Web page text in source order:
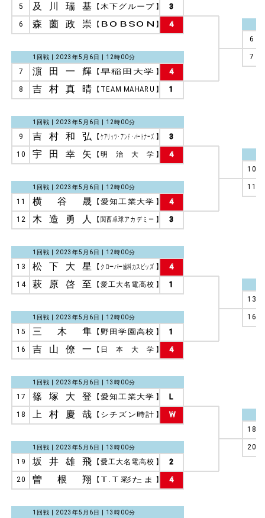
6
7
10
11
13
16
18
20
3
5 及川瑞基 【 木下グループ 】
4
6 森薗政崇 【 BOBSON 】
1回戦 | 2023年5月6日 | 12時00分
4
7 濵田一輝 【 早稲田大学 】
1
8 吉村真晴 【 TEAM MAHARU 】
1回戦 | 2023年5月6日 | 12時00分
3
9 吉村和弘 【 ケアリッツ・アンド・パートナーズ 】
4
10 宇田幸矢 【 明治大学 】
1回戦 | 2023年5月6日 | 12時00分
4
11 横谷晟 【 愛知工業大学 】
3
12 木造勇人 【 関西卓球アカデミー 】
1回戦 | 2023年5月6日 | 12時00分
4
13 松下大星 【 クローバー歯科カスピッズ 】
1
14 萩原啓至 【 愛工大名電高校 】
1回戦 | 2023年5月6日 | 12時00分
1
15 三木隼 【 野田学園高校 】
4
16 吉山僚一 【 日本大学 】
1回戦 | 2023年5月6日 | 13時00分
L
17 篠塚大登 【 愛知工業大学 】
W
18 上村慶哉 【 シチズン時計 】
1回戦 | 2023年5月6日 | 13時00分
2
19 坂井雄飛 【 愛工大名電高校 】
4
20 曽根翔 【 T.T彩たま 】
1回戦 | 2023年5月6日 | 13時00分